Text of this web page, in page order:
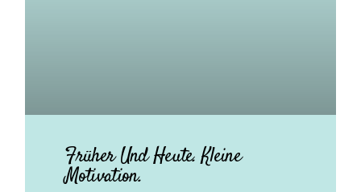
Früher Und Heute. Kleine
Motivation.